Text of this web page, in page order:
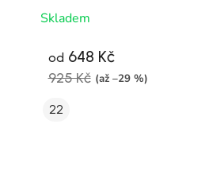
Skladem
od 648 Kč
925 Kč (až –29 %)
22